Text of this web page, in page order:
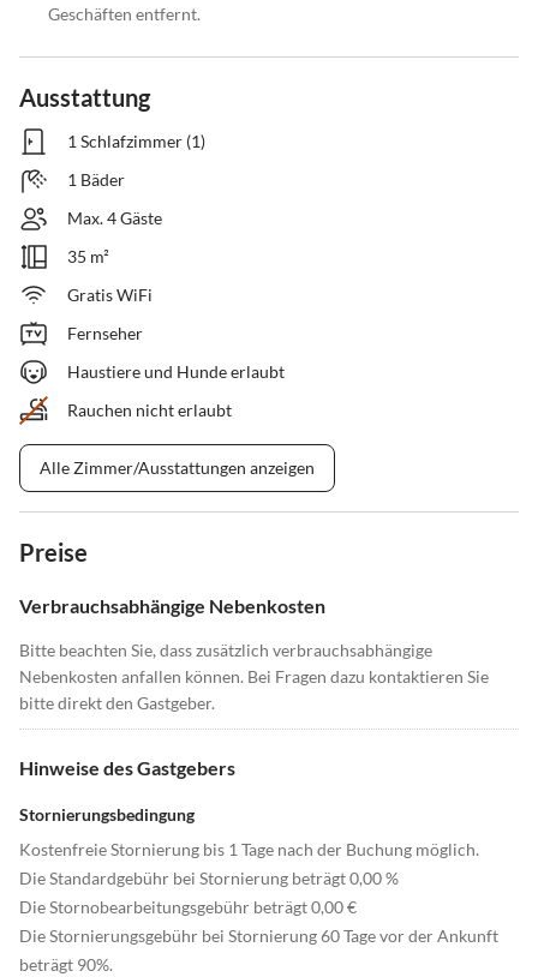
Geschäften entfernt.
Ausstattung
1 Schlafzimmer (1)
1 Bäder
Max. 4 Gäste
35 m²
Gratis WiFi
Fernseher
Haustiere und Hunde erlaubt
Rauchen nicht erlaubt
Alle Zimmer/Ausstattungen anzeigen
Preise
Verbrauchsabhängige Nebenkosten
Bitte beachten Sie, dass zusätzlich verbrauchsabhängige
Nebenkosten anfallen können. Bei Fragen dazu kontaktieren Sie
bitte direkt den Gastgeber.
Hinweise des Gastgebers
Stornierungsbedingung
Kostenfreie Stornierung bis 1 Tage nach der Buchung möglich.
Die Standardgebühr bei Stornierung beträgt 0,00 %
Die Stornobearbeitungsgebühr beträgt 0,00 €
Die Stornierungsgebühr bei Stornierung 60 Tage vor der Ankunft
beträgt 90%.